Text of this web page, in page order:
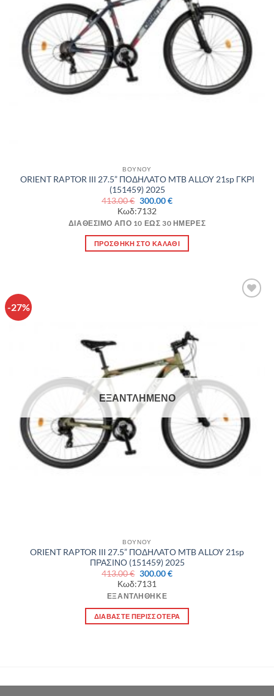
ΒΟΥΝΟΥ
ORIENT RAPTOR III 27.5” ΠΟΔΗΛΑΤΟ MTB ALLOY 21sp ΓΚΡΙ
(151459) 2025
413.00€ Original
price
was:
413.00 €.
300.00€Η
είναι:
Κωδ:7132
ΔΙΑΘΈΣΙΜΟ ΑΠΌ 10 ΈΩΣ 30 ΗΜΈΡΕΣ
ΠΡΟΣΘΉΚΗ ΣΤΟ ΚΑΛΆΘΙ
-27%
ΕΞΑΝΤΛΗΜΈΝΟ
ΒΟΥΝΟΥ
ORIENT RAPTOR III 27.5” ΠΟΔΗΛΑΤΟ MTB ALLOY 21sp
ΠΡΑΣΙΝΟ (151459) 2025
413.00€ Original
price
was:
413.00 €.
300.00€Η
Κωδ:7131
ΕΞΑΝΤΛΉΘΗΚΕ
ΔΙΑΒΆΣΤΕ ΠΕΡΙΣΣΌΤΕΡΑ